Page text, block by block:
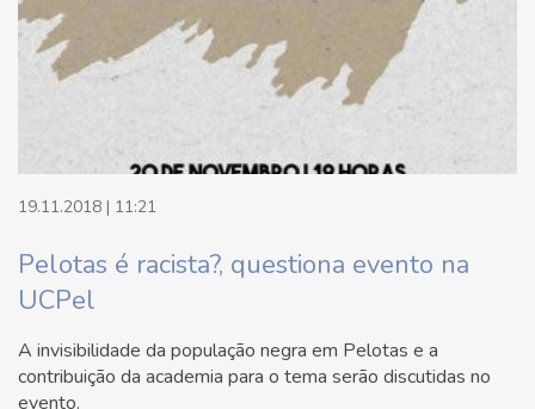
19.11.2018 | 11:21
Pelotas é racista?, questiona evento na
UCPel
A invisibilidade da população negra em Pelotas e a
contribuição da academia para o tema serão discutidas no
evento.